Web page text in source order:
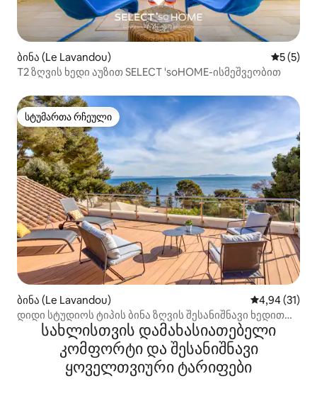
ბინა (Le Lavandou)
5 (5)
T2 ზღვის ხედი აუზით SELECT 'soHOME-ისმეშვეობით
სტუმართა რჩეული
სტუმართა რჩეული
ბინა (Le Lavandou) საშუალო
4,94 (31)
დიდი სტუდიოს ტიპის ბინა ზღვის შესანიშნავი ხედით
Domaine du Soleil-ში
სახლისთვის დამახასიათებელი
კომფორტი და შესანიშნავი
ყოველთვიური ტარიფები